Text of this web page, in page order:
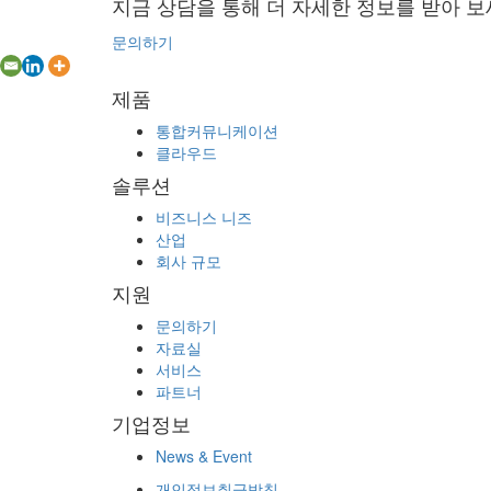
문의하기
제품
통합커뮤니케이션
클라우드
솔루션
비즈니스 니즈
산업
회사 규모
지원
문의하기
자료실
서비스
파트너
기업정보
News & Event